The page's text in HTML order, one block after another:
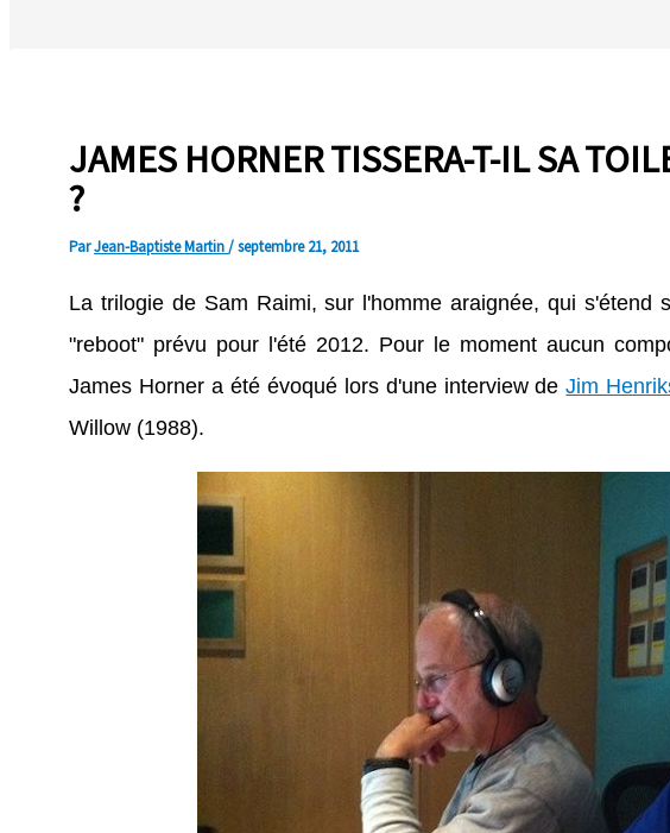
JAMES HORNER TISSERA-T-IL SA
?
ParJean-Baptiste Martin/septembre 21, 2011
La trilogie de Sam Raimi, sur l'homme araignée, qui s'étend
"reboot" prévu pour l'été 2012. Pour le moment aucun
James Horner a été évoqué lors d'une interview deJim
Willow (1988).